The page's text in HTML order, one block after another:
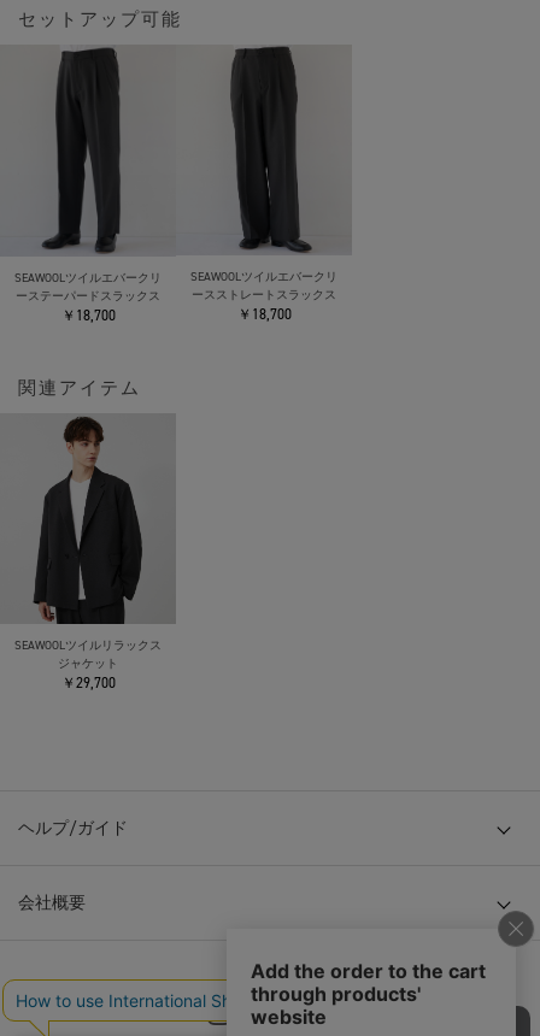
セットアップ可能
SEAWOOLツイルエバークリ
ーステーパードスラックス
￥18,700
SEAWOOLツイルエバークリ
ースストレートスラックス
￥18,700
関連アイテム
SEAWOOLツイルリラックス
ジャケット
￥29,700
ヘルプ/ガイド
会社概要